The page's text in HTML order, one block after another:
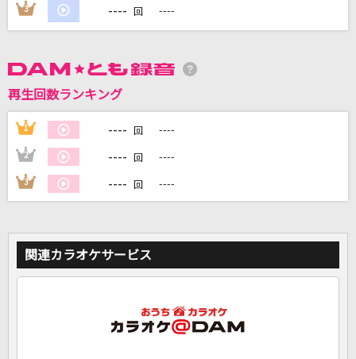
DAMの新曲・ランキングなど
DAMに会員登録・ログインして
カラオケをもっと楽しもう！
3 ---- 回 ----
再生回数ランキング
1 ---- 回 ----
2 ---- 回 ----
3 ---- 回 ----
関連カラオケサービス